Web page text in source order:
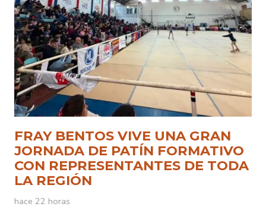
FRAY BENTOS VIVE UNA GRAN
JORNADA DE PATÍN FORMATIVO
CON REPRESENTANTES DE TODA
LA REGIÓN
hace 22 horas